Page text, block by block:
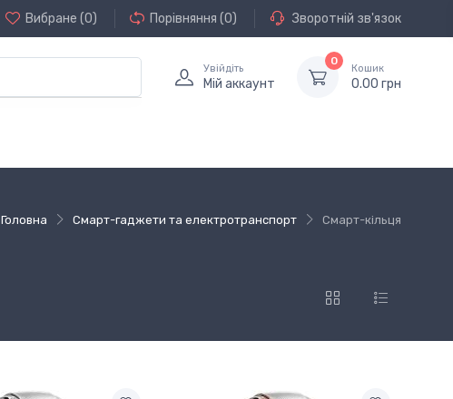
Вибране (0) Порівняння (0) Зворотній зв'язок
Увійдіть
Мій аккаунт
0
Кошик
0.00 грн
Головна Смарт-гаджети та електротранспорт Смарт-кільця